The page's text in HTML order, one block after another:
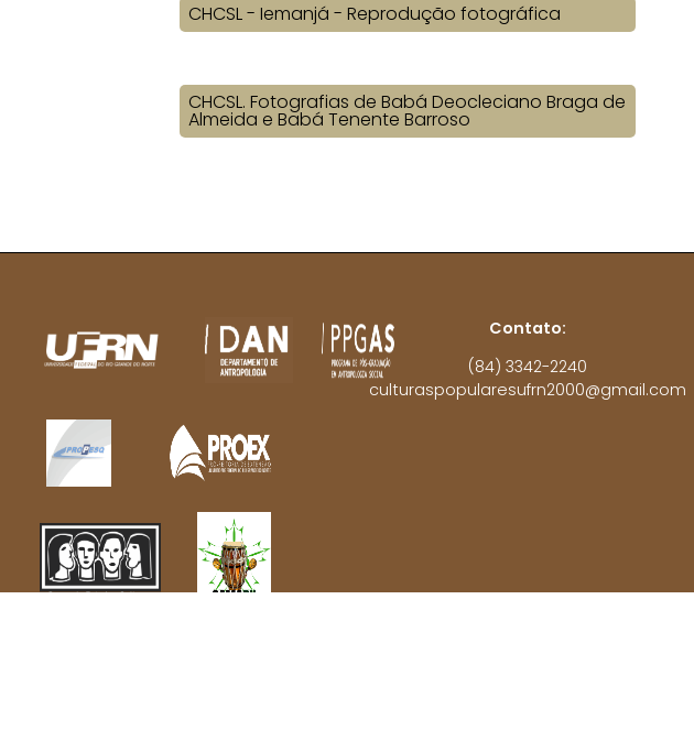
CHCSL - Iemanjá - Reprodução fotográfica
CHCSL. Fotografias de Babá Deocleciano Braga de
Almeida e Babá Tenente Barroso
Contato:
(84) 3342-2240
culturaspopularesufrn2000@gmail.com